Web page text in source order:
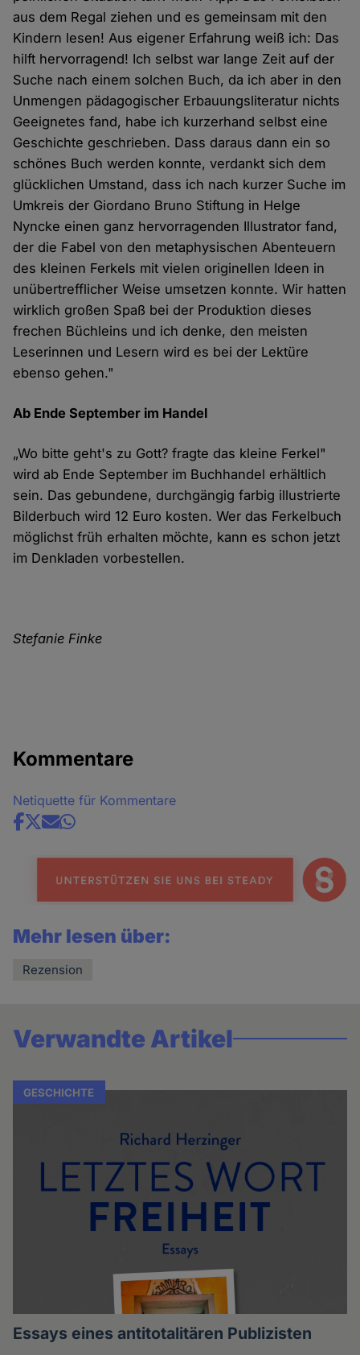
aus dem Regal ziehen und es gemeinsam mit den
Kindern lesen! Aus eigener Erfahrung weiß ich: Das
hilft hervorragend! Ich selbst war lange Zeit auf der
Suche nach einem solchen Buch, da ich aber in den
Unmengen pädagogischer Erbauungsliteratur nichts
Geeignetes fand, habe ich kurzerhand selbst eine
Geschichte geschrieben. Dass daraus dann ein so
schönes Buch werden konnte, verdankt sich dem
glücklichen Umstand, dass ich nach kurzer Suche im
Umkreis der Giordano Bruno Stiftung in Helge
Nyncke einen ganz hervorragenden Illustrator fand,
der die Fabel von den metaphysischen Abenteuern
des kleinen Ferkels mit vielen originellen Ideen in
unübertrefflicher Weise umsetzen konnte. Wir hatten
wirklich großen Spaß bei der Produktion dieses
frechen Büchleins und ich denke, den meisten
Leserinnen und Lesern wird es bei der Lektüre
ebenso gehen."
Ab Ende September im Handel
„Wo bitte geht's zu Gott? fragte das kleine Ferkel"
wird ab Ende September im Buchhandel erhältlich
sein. Das gebundene, durchgängig farbig illustrierte
Bilderbuch wird 12 Euro kosten. Wer das Ferkelbuch
möglichst früh erhalten möchte, kann es schon jetzt
im Denkladen vorbestellen.
Stefanie Finke
Kommentare
Netiquette für Kommentare
Share
news
Mehr lesen über:
Rezension
Verwandte Artikel
GESCHICHTE
Essays eines antitotalitären Publizisten